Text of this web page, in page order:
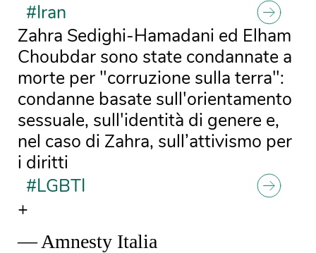
#Iran
Zahra Sedighi-Hamadani ed Elham
Choubdar sono state condannate a
morte per "corruzione sulla terra":
condanne basate sull'orientamento
sessuale, sull'identità di genere e,
nel caso di Zahra, sull’attivismo per
i diritti
#LGBTI
+
— Amnesty Italia